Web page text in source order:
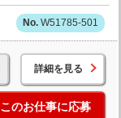
W51785-501
詳細を見る
このお仕事に応募